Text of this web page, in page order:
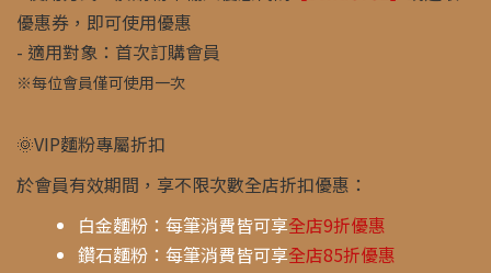
優惠券，即可使用優惠
- 適用對象：首次訂購會員
※每位會員僅可使用一次
🌞VIP麵粉專屬折扣
於會員有效期間，享不限次數全店折扣優惠：
白金麵粉：每筆消費皆可享全店9折優惠
鑽石麵粉：每筆消費皆可享全店85折優惠